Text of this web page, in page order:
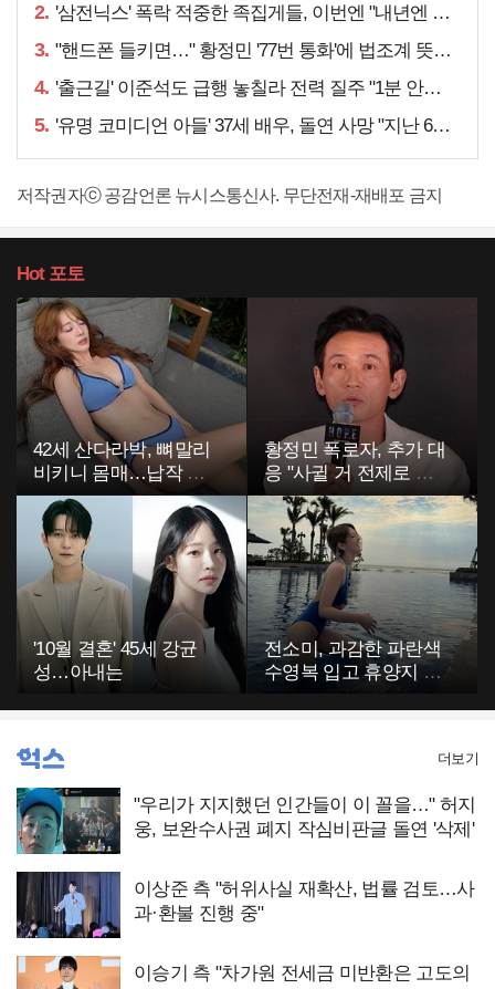
2. '삼전닉스' 폭락 적중한 족집게들, 이번엔 "내년엔 더욱…"
3. "핸드폰 들키면…" 황정민 '77번 통화'에 법조계 뜻밖 예언
4. '출근길' 이준석도 급행 놓칠라 전력 질주 "1분 안에…"
5. '유명 코미디언 아들' 37세 배우, 돌연 사망 "지난 6월에도…"
저작권자ⓒ 공감언론 뉴시스통신사. 무단전재-재배포 금지
Hot포토
42세 산다라박, 뼈말리
비키니 몸매…납작 복
부에 깜짝
황정민 폭로자, 추가 대
응 "사귈 거 전제로 하
고…"
'10월 결혼' 45세 강균
성…아내는
전소미, 과감한 파란색
수영복 입고 휴양지 포
"우리가 지지했던 인간들이 이 꼴을…" 허지
웅, 보완수사권 폐지 작심비판글 돌연 '삭제'
이상준 측 "허위사실 재확산, 법률 검토…사
과·환불 진행 중"
이승기 측 "차가원 전세금 미반환은 고도의
더보기